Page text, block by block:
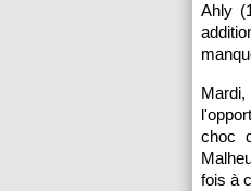
Ahly
choc
fois à